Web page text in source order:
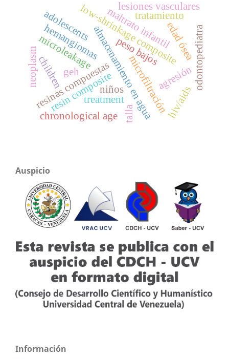
microfiltración
almacenamiento en agua
resinas compuestas
microleakagelow-shrinkage composite
resin composite
maltrato infantil
agresiónodontopediatra
lesiones vasculares
hemangiomas
niños
tratamiento
children
adolescents
treatment
chronological age
edad ósea
talla
peso bajos
hiv/aids
neoplasm geh
Auspicio
Información